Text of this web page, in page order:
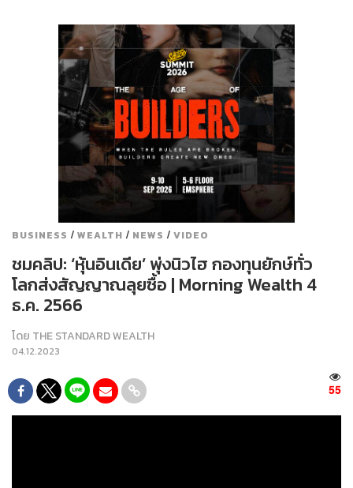
BUSINESS / WEALTH / NEWS / VIDEO
ชมคลิป: ‘หุ้นอินเดีย’ พุ่งนิวไฮ กองทุนยักษ์ทั่ว
โลกส่งสัญญาณลุยซื้อ | Morning Wealth 4
ธ.ค. 2566
โดย THE STANDARD WEALTH
04.12.2023
55